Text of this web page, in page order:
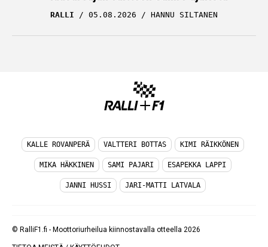
RALLI 05.08.2026 HANNU SILTANEN
KALLE ROVANPERÄ VALTTERI BOTTAS KIMI RÄIKKÖNEN
MIKA HÄKKINEN SAMI PAJARI ESAPEKKA LAPPI
JANNI HUSSI JARI-MATTI LATVALA
© RalliF1.fi - Moottoriurheilua kiinnostavalla otteella 2026